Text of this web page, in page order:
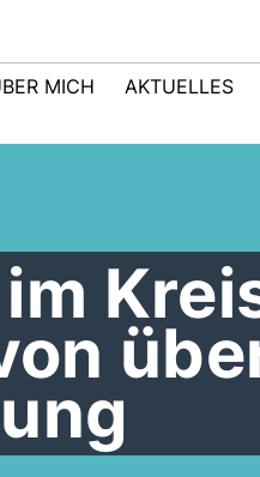
MICH AKTUELLES